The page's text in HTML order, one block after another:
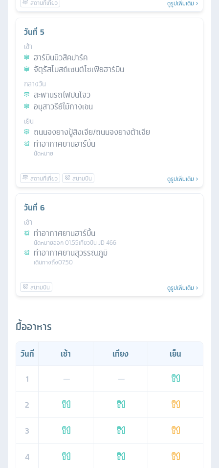
ดูรูปเพิ่มเติม
วันที่ 5
เช้า
ฮาร์บินมิวสิคปาร์ค
จัตุรัสโบสถ์เซนต์โซเฟียฮาร์บิน
กลางวัน
สะพานรถไฟปินโจว
อนุสาวรีย์ไม้กางเขน
เย็น
ถนนจงยางปู้สิงเจีย/ถนนจงยางต้าเจีย
ท่าอากาศยานฮาร์บิ้น
นัดหมาย
ดูรูปเพิ่มเติม
วันที่ 6
เช้า
ท่าอากาศยานฮาร์บิ้น
นัดหมายออก01.55เที่ยวบิน JD 466
ท่าอากาศยานสุวรรณภูมิ
เดินทางถึง07.50
ดูรูปเพิ่มเติม
มื้ออาหาร
วันที่ เช้า เที่ยง
เย็น
1
— —
2
3
4